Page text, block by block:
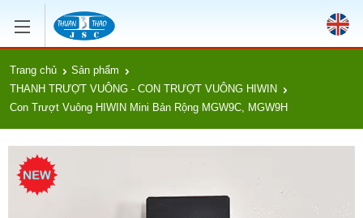
Trang chủ
Sản phẩm
THANH TRƯỢT VUÔNG - CON TRƯỢT VUÔNG HIWIN
Con Trượt Vuông HIWIN Mini Bản Rộng MGW9C, MGW9H